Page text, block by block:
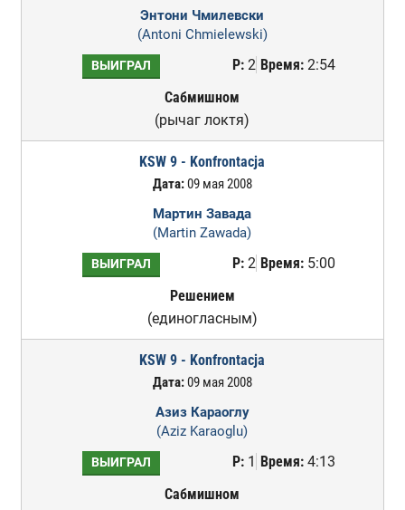
Энтони Чмилевски
(Antoni Chmielewski)
ВЫИГРАЛ Р:2 Время:2:54
Сабмишном
(рычаг локтя)
KSW 9 - Konfrontacja
Дата:09 мая 2008
Мартин Завада
(Martin Zawada)
ВЫИГРАЛ Р:2 Время:5:00
Решением
(единогласным)
KSW 9 - Konfrontacja
Дата:09 мая 2008
Азиз Караоглу
(Aziz Karaoglu)
ВЫИГРАЛ Р:1 Время:4:13
Сабмишном